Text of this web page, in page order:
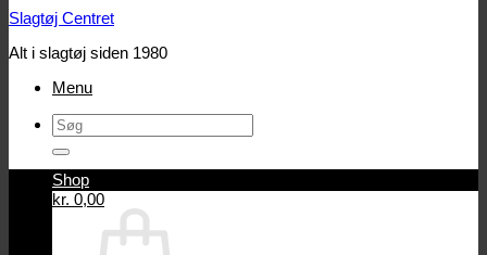
Slagtøj Centret
Alt i slagtøj siden 1980
Menu
Søg
efter:
Log ind / Opret konto
kr. 0,00
Shop